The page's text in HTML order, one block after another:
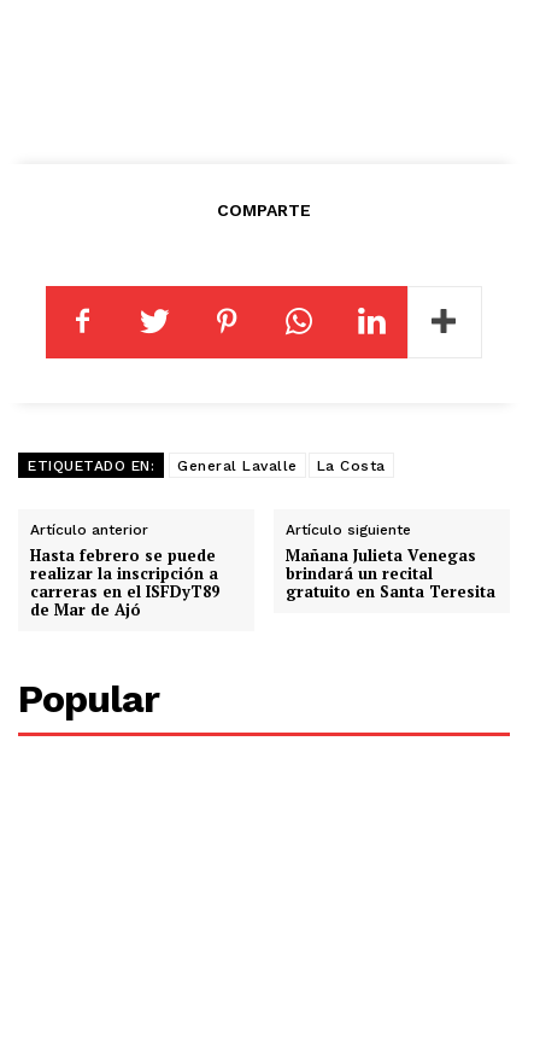
COMPARTE
ETIQUETADO EN: General Lavalle La Costa
Artículo anterior
Hasta febrero se puede
realizar la inscripción a
carreras en el ISFDyT89
de Mar de Ajó
Artículo siguiente
Mañana Julieta Venegas
brindará un recital
gratuito en Santa Teresita
Popular